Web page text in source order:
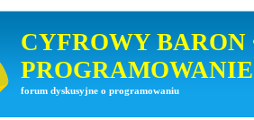
CYFROWY BARON
PROGRAMOWANIE
forum dyskusyjne o programowaniu